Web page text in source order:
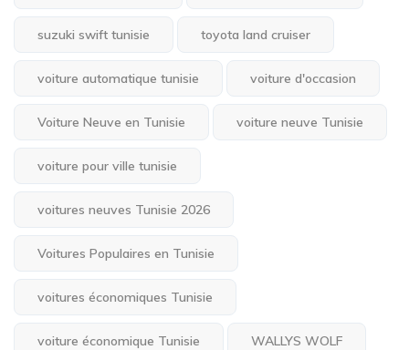
suzuki swift tunisie toyota land cruiser
voiture automatique tunisie voiture d'occasion
Voiture Neuve en Tunisie voiture neuve Tunisie
voiture pour ville tunisie
voitures neuves Tunisie 2026
Voitures Populaires en Tunisie
voitures économiques Tunisie
voiture économique Tunisie WALLYS WOLF